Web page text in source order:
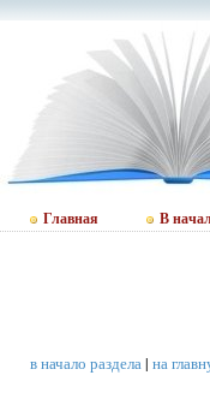
Главная В
в начало раздела| на